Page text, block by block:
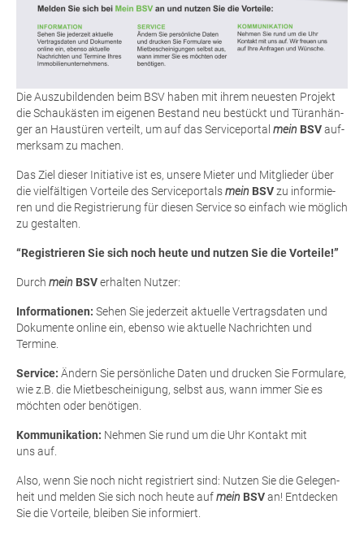
Die Aus­zu­bil­den­den beim BSV haben mit ihrem neu­es­ten Pro­jekt
die Schau­käs­ten im eige­nen Bestand neu bestückt und Tür­an­hän­
ger an Haus­tü­ren ver­teilt, um auf das Ser­vice­por­tal mein BSVauf­
merk­sam zu machen.
Das Ziel die­ser Initia­ti­ve ist es, unse­re Mie­ter und Mit­glie­der über
die viel­fäl­ti­gen Vor­tei­le des Ser­vice­por­talsmein BSVzu infor­mie­
ren und die Regis­trie­rung für die­sen Ser­vice so ein­fach wie mög­lich
zu gestalten.
“Regis­trie­ren Sie sich noch heu­te und nut­zen Sie die Vorteile!”
Durch mein BSVerhal­ten Nutzer:
Infor­ma­tio­nen: Sehen Sie jeder­zeit aktu­el­le Ver­trags­da­ten und
Doku­men­te online ein, eben­so wie aktu­el­le Nach­rich­ten und
Termine.
Ser­vice: Ändern Sie per­sön­li­che Daten und dru­cken Sie For­mu­la­re,
wie z.B. die Miet­be­schei­ni­gung, selbst aus, wann immer Sie es
möch­ten oder benötigen.
Kom­mu­ni­ka­ti­on: Neh­men Sie rund um die Uhr Kon­takt mit
uns auf.
Also, wenn Sie noch nicht regis­triert sind: Nut­zen Sie die Gele­gen­
heit und mel­den Sie sich noch heu­te aufmein BSVan! Ent­de­cken
Sie die Vor­tei­le, blei­ben Sie informiert.